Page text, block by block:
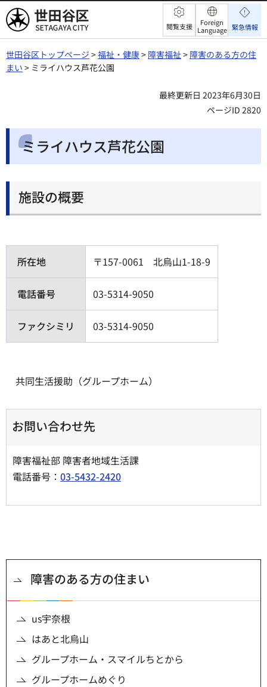
世田谷区 閲覧支援
Foreign
Language 緊急情報
世田谷区トップページ >福祉・健康> 障害福祉 > 障害のある方の住
まい > ミライハウス芦花公園
最終更新日 2023年6月30日
ページID 2820
ミライハウス芦花公園
施設の概要
所在地 〒157-0061 北烏山1-18-9
電話番号 03-5314-9050
ファクシミリ 03-5314-9050
共同生活援助（グループホーム）
お問い合わせ先
障害福祉部 障害者地域生活課
電話番号： 03-5432-2420
障害のある方の住まい
us宇奈根
はあと北烏山
グループホーム・スマイルちとから
グループホームめぐり